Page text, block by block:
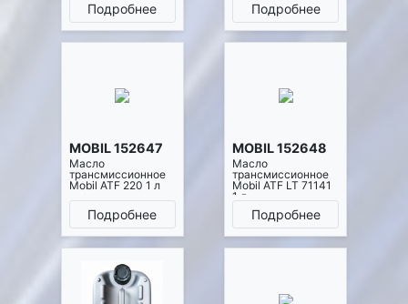
Подробнее Подробнее
MOBIL 152647
Масло
трансмиссионное
Mobil ATF 220 1 л
Подробнее
MOBIL 152648
Масло
трансмиссионное
Mobil ATF LT 71141
1 л
Подробнее